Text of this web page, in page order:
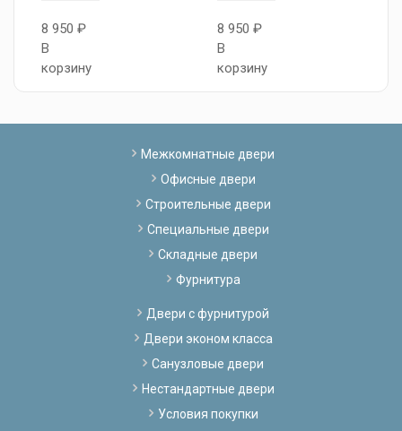
8 950 ₽
В
корзину
8 950 ₽
В
корзину
Межкомнатные двери
Офисные двери
Строительные двери
Специальные двери
Складные двери
Фурнитура
Двери с фурнитурой
Двери эконом класса
Санузловые двери
Нестандартные двери
Условия покупки